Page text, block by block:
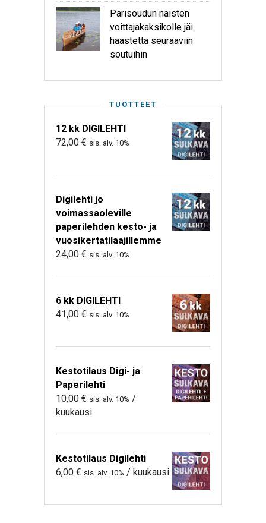
Parisoudun naisten
voittajakaksikolle jäi
haastetta seuraaviin
soutuihin
TUOTTEET
12 kk DIGILEHTI
72,00 € sis. alv. 10%
Digilehti jo
voimassaoleville
paperilehden kesto- ja
vuosikertatilaajillemme
24,00 € sis. alv. 10%
6 kk DIGILEHTI
41,00 € sis. alv. 10%
Kestotilaus Digi- ja
Paperilehti
10,00 € sis. alv. 10% /
kuukausi
Kestotilaus Digilehti
6,00 € sis. alv. 10% / kuukausi